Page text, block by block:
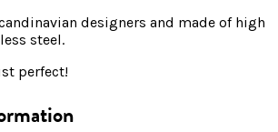
designers and made of high
steel.
perfect!